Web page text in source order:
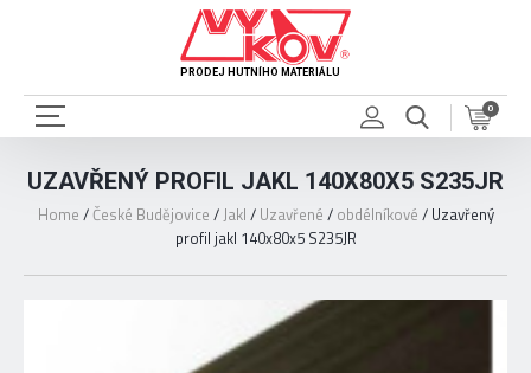
PRODEJ HUTNÍHO MATERIÁLU
0
UZAVŘENÝ PROFIL JAKL 140X80X5 S235JR
Home / České Budějovice /Jakl / Uzavřené / obdélníkové / Uzavřený
profil jakl 140x80x5 S235JR